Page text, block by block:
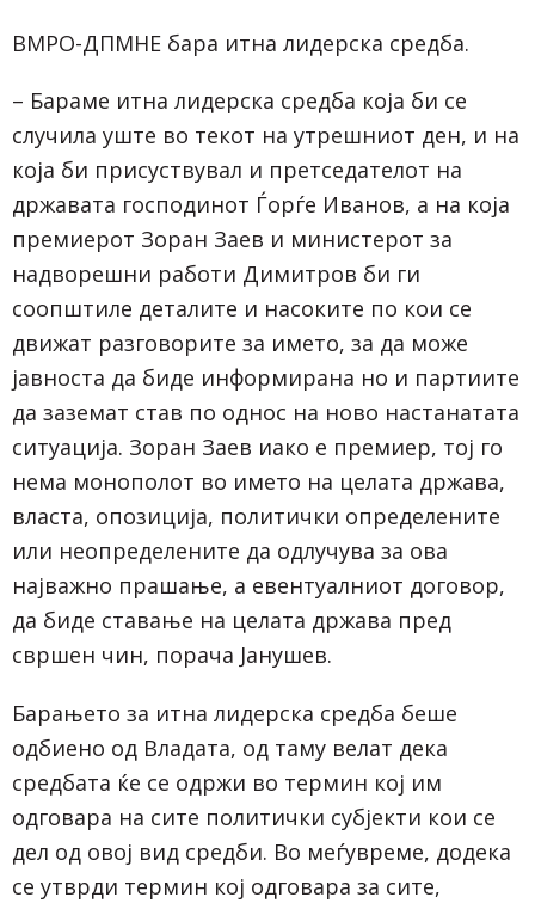
ВМРО-ДПМНЕ бара итна лидерска средба.
– Бараме итна лидерска средба која би се
случила уште во текот на утрешниот ден, и на
која би присуствувал и претседателот на
државата господинот Ѓорѓе Иванов, а на која
премиерот Зоран Заев и министерот за
надворешни работи Димитров би ги
соопштиле деталите и насоките по кои се
движат разговорите за името, за да може
јавноста да биде информирана но и партиите
да заземат став по однос на ново настанатата
ситуација. Зоран Заев иако е премиер, тој го
нема монополот во името на целата држава,
власта, опозиција, политички определените
или неопределените да одлучува за ова
најважно прашање, а евентуалниот договор,
да биде ставање на целата држава пред
свршен чин, порача Јанушев.
Барањето за итна лидерска средба беше
одбиено од Владата, од таму велат дека
средбата ќе се одржи во термин кој им
одговара на сите политички субјекти кои се
дел од овој вид средби. Во меѓувреме, додека
се утврди термин кој одговара за сите,